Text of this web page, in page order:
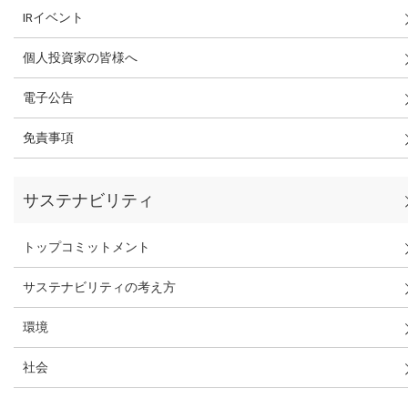
IRイベント
個人投資家の皆様へ
電子公告
免責事項
サステナビリティ
トップコミットメント
サステナビリティの考え方
環境
社会